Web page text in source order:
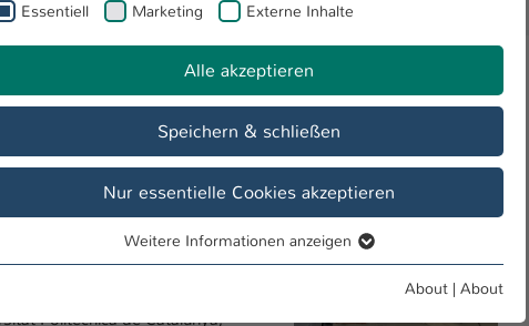
Grenzenlos nachhaltig: Internationale Kooperation für zukunftsfähigere Verfahrenstechnik
Show larger version
Kooperation für
gestalten? Mit dieser Frage
Kaiserslautern: Das
zum hochaktuellen Thema
vereinte im Mai 30 Studierende
Das Programm fand in
Politècnica de Catalunya,
Essentiell Marketing Externe Inhalte
Alle akzeptieren
Speichern & schließen
Nur essentielle Cookies akzeptieren
Essentielle Cookies werden für grundlegende Funktionen der
Weitere Informationen anzeigen
About | About